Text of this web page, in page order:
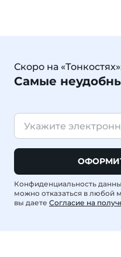
Скоро на
Самые
Конфиденциальность
можно отказаться в любой
вы даете Согласие на